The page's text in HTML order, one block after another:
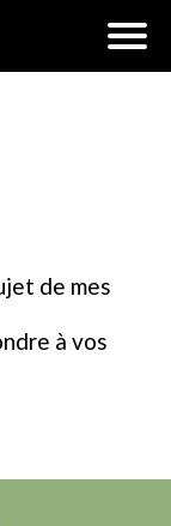
de mes
à vos